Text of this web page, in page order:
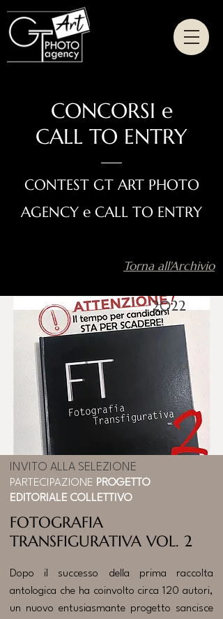
CONCORSI e
CALL TO ENTRY
CONTEST GT ART PHOTO
AGENCY e CALL TO ENTRY
Torna all'Archivio
2022
INVITO ALLA SELEZIONE
PARTECIPAZIONE PROGETTO
EDITORIALE COLLETTIVO
FOTOGRAFIA
TRANSFIGURATIVA VOL. 2
Dopo il successo della prima raccolta
antologica che ha coinvolto circa 120 autori,
un nuovo entusiasmante progetto sancisce